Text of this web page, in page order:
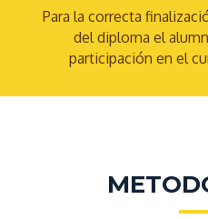
Para la correcta
del diploma el
participación en el